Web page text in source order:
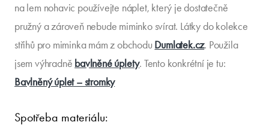
na lem nohavic používejte náplet, který je dostatečně
pružný a zároveň nebude miminko svírat. Látky do kolekce
střihů pro miminka mám z obchodu Dumlatek.cz. Použila
jsem výhradně bavlněné úplety. Tento konkrétní je tu:
Bavlněný úplet – stromky
Spotřeba materiálu: